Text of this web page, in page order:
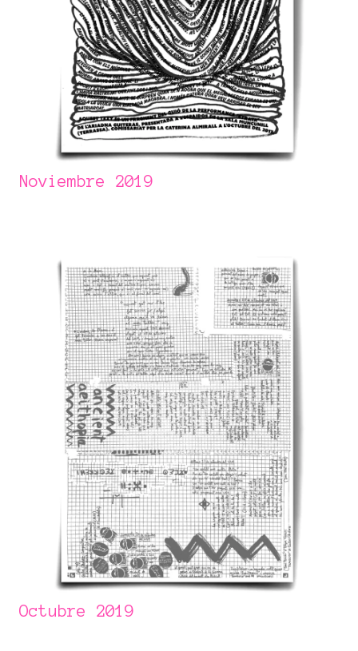
Noviembre 2019
Octubre 2019